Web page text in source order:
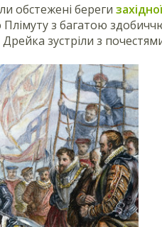
обстежені береги
з багатою
зустріли з